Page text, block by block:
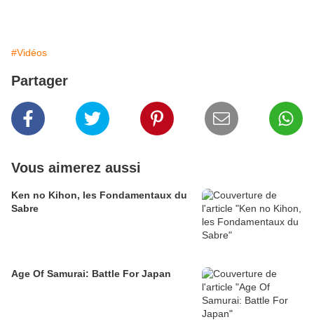
#Vidéos
Partager
Vous aimerez aussi
Ken no Kihon, les Fondamentaux du
Sabre
Age Of Samurai: Battle For Japan